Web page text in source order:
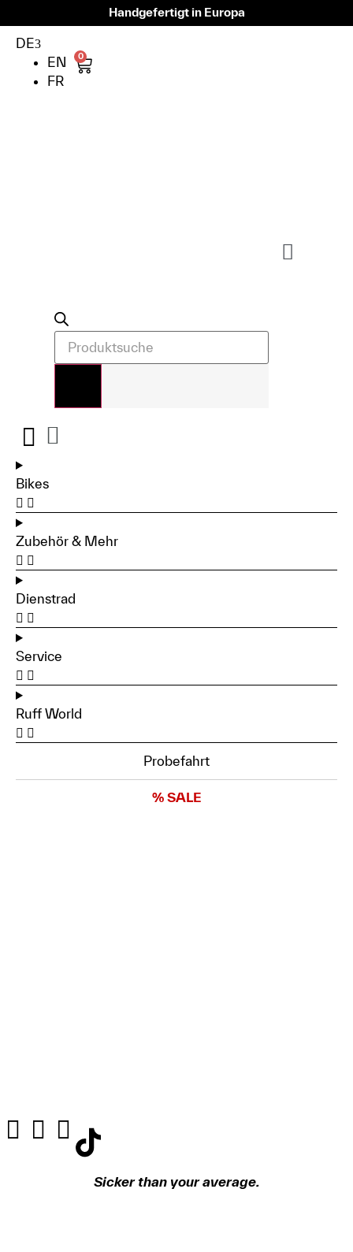
Handgefertigt in Europa
DE
EN
FR
0
Bikes
Zubehör & Mehr
Dienstrad
Service
Ruff World
Probefahrt
% SALE
Sicker than your average.